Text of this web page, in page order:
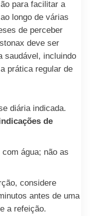
para facilitar a
longo de várias
de perceber
deve ser
saudável, incluindo
prática regular de
diária indicada.
de
água; não as
considere
antes de uma
a refeição.